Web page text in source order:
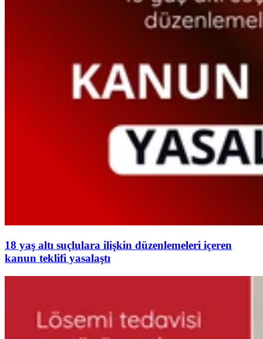
18 yaş altı suçlulara ilişkin düzenlemeleri içeren
kanun teklifi yasalaştı